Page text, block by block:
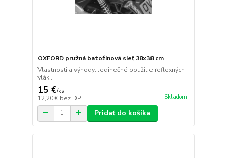
OXFORD pružná batožinová sieť 38x38 cm
Vlastnosti a výhody: Jedinečné použitie reflexných
vlák...
15 €/ks
12,20 € bez DPH Skladom
Pridať do košíka